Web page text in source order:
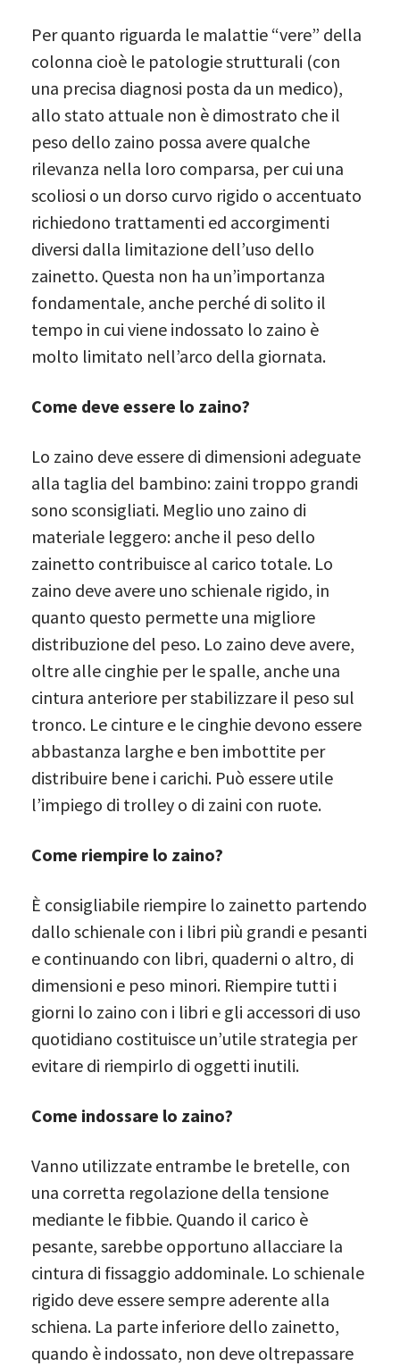
Per quanto riguarda le malattie “vere” della
colonna cioè le patologie strutturali (con
una precisa diagnosi posta da un medico),
allo stato attuale non è dimostrato che il
peso dello zaino possa avere qualche
rilevanza nella loro comparsa, per cui una
scoliosi o un dorso curvo rigido o accentuato
richiedono trattamenti ed accorgimenti
diversi dalla limitazione dell’uso dello
zainetto. Questa non ha un’importanza
fondamentale, anche perché di solito il
tempo in cui viene indossato lo zaino è
molto limitato nell’arco della giornata.
Come deve essere lo zaino?
Lo zaino deve essere di dimensioni adeguate
alla taglia del bambino: zaini troppo grandi
sono sconsigliati. Meglio uno zaino di
materiale leggero: anche il peso dello
zainetto contribuisce al carico totale. Lo
zaino deve avere uno schienale rigido, in
quanto questo permette una migliore
distribuzione del peso. Lo zaino deve avere,
oltre alle cinghie per le spalle, anche una
cintura anteriore per stabilizzare il peso sul
tronco. Le cinture e le cinghie devono essere
abbastanza larghe e ben imbottite per
distribuire bene i carichi. Può essere utile
l’impiego di trolley o di zaini con ruote.
Come riempire lo zaino?
È consigliabile riempire lo zainetto partendo
dallo schienale con i libri più grandi e pesanti
e continuando con libri, quaderni o altro, di
dimensioni e peso minori. Riempire tutti i
giorni lo zaino con i libri e gli accessori di uso
quotidiano costituisce un’utile strategia per
evitare di riempirlo di oggetti inutili.
Come indossare lo zaino?
Vanno utilizzate entrambe le bretelle, con
una corretta regolazione della tensione
mediante le fibbie. Quando il carico è
pesante, sarebbe opportuno allacciare la
cintura di fissaggio addominale. Lo schienale
rigido deve essere sempre aderente alla
schiena. La parte inferiore dello zainetto,
quando è indossato, non deve oltrepassare